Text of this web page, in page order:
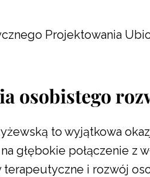
Projektowania
osobistego
to wyjątkowa
głębokie połączenie z
i rozwój